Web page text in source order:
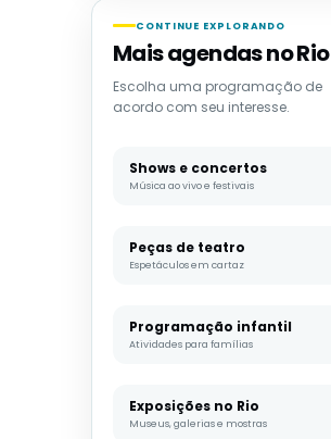
CONTINUE EXPLORANDO
Mais agendas no Rio
Escolha uma programação de
acordo com seu interesse.
Shows e concertos
Música ao vivo e festivais
Peças de teatro
Espetáculos em cartaz
Programação infantil
Atividades para famílias
Exposições no Rio
Museus, galerias e mostras